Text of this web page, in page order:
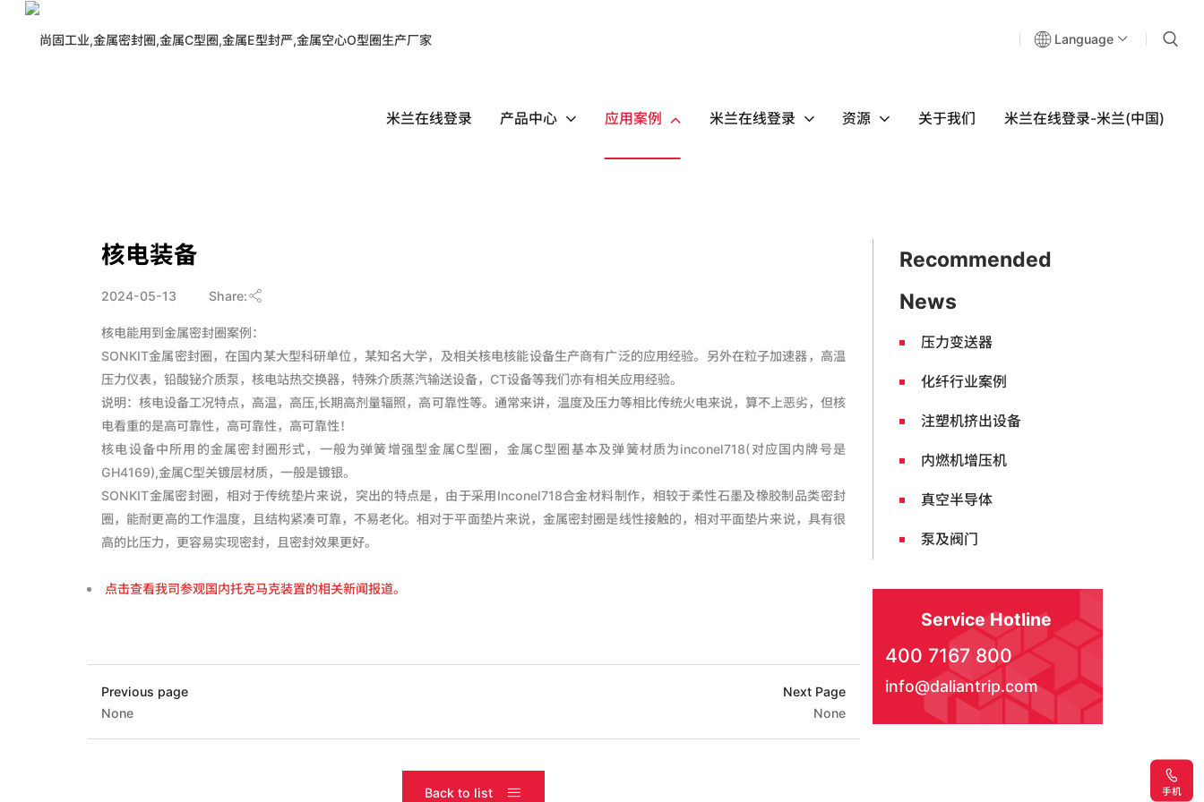
Language
米兰在线登录 产品中心 应用案例 米兰在线登录 资源 关于我们 米兰在线登录-米兰(中国)
核电装备
2024-05-13 Share:
核电能用到金属密封圈案例：
SONKIT金属密封圈，在国内某大型科研单位，某知名大学，及相关核电核能设备生产商有广泛的应用经验。另外在粒子加速器，高温
压力仪表，铅酸铋介质泵，核电站热交换器，特殊介质蒸汽输送设备，CT设备等我们亦有相关应用经验。
说明：核电设备工况特点，高温，高压,长期高剂量辐照，高可靠性等。通常来讲，温度及压力等相比传统火电来说，算不上恶劣，但核
电看重的是高可靠性，高可靠性，高可靠性！
核电设备中所用的金属密封圈形式，一般为弹簧增强型金属C型圈，金属C型圈基本及弹簧材质为inconel718(对应国内牌号是
GH4169),金属C型关镀层材质，一般是镀银。
SONKIT金属密封圈，相对于传统垫片来说，突出的特点是，由于采用Inconel718合金材料制作，相较于柔性石墨及橡胶制品类密封
圈，能耐更高的工作温度，且结构紧凑可靠，不易老化。相对于平面垫片来说，金属密封圈是线性接触的，相对平面垫片来说，具有很
高的比压力，更容易实现密封，且密封效果更好。
点击查看我司参观国内托克马克装置的相关新闻报道。
Previous page
None
Next Page
None
Back to list
Recommended
News
压力变送器
化纤行业案例
注塑机挤出设备
内燃机增压机
真空半导体
泵及阀门
Service Hotline
400 7167 800
info@daliantrip.com
手机